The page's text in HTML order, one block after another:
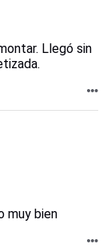
Llegó sin
muy bien